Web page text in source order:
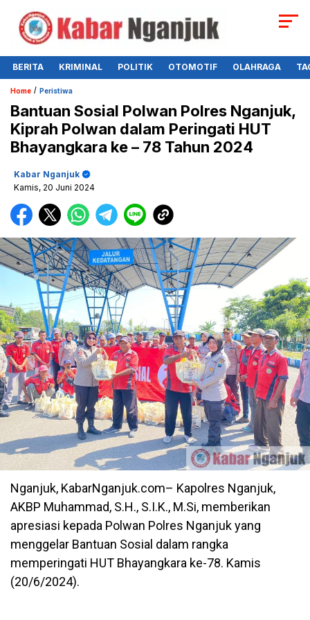
BERITA KRIMINAL POLITIK OTOMOTIF OLAHRAGA
Home / Peristiwa
Bantuan Sosial Polwan Polres Nganjuk,
Kiprah Polwan dalam Peringati HUT
Bhayangkara ke – 78 Tahun 2024
Kabar Nganjuk
Kamis, 20 Juni 2024
Nganjuk, KabarNganjuk.com– Kapolres Nganjuk,
AKBP Muhammad, S.H., S.I.K., M.Si, memberikan
apresiasi kepada Polwan Polres Nganjuk yang
menggelar Bantuan Sosial dalam rangka
memperingati HUT Bhayangkara ke-78. Kamis
(20/6/2024).